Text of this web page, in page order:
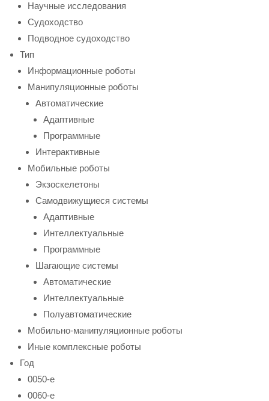
Научные исследования
Судоходство
Подводное судоходство
Тип
Информационные роботы
Манипуляционные роботы
Автоматические
Адаптивные
Программные
Интерактивные
Мобильные роботы
Экзоскелетоны
Самодвижущиеся системы
Адаптивные
Интеллектуальные
Программные
Шагающие системы
Автоматические
Интеллектуальные
Полуавтоматические
Мобильно-манипуляционные роботы
Иные комплексные роботы
Год
0050-е
0060-е